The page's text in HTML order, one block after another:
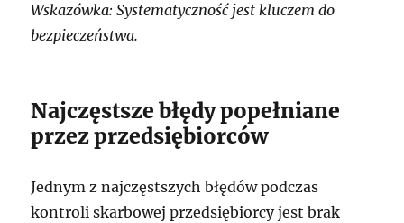
Wskazówka: Systematyczność jest kluczem do
bezpieczeństwa.
Najczęstsze błędy popełniane
przez przedsiębiorców
Jednym z najczęstszych błędów podczas
kontroli skarbowej przedsiębiorcy jest brak